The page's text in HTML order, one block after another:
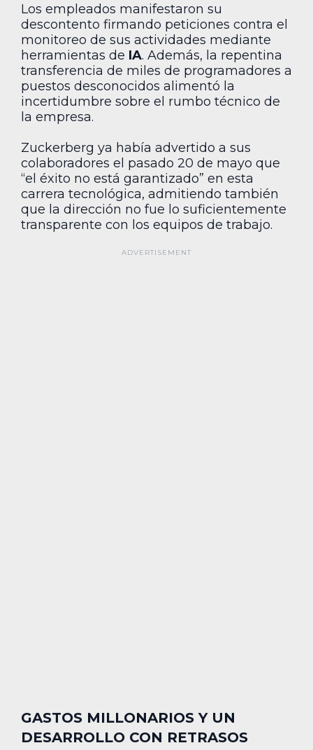
Los empleados manifestaron su
descontento firmando peticiones contra el
monitoreo de sus actividades mediante
herramientas de IA. Además, la repentina
transferencia de miles de programadores a
puestos desconocidos alimentó la
incertidumbre sobre el rumbo técnico de
la empresa.
Zuckerberg ya había advertido a sus
colaboradores el pasado 20 de mayo que
“el éxito no está garantizado” en esta
carrera tecnológica, admitiendo también
que la dirección no fue lo suficientemente
transparente con los equipos de trabajo.
GASTOS MILLONARIOS Y UN
DESARROLLO CON RETRASOS